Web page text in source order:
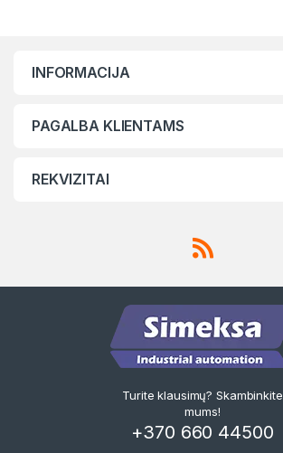
INFORMACIJA
PAGALBA KLIENTAMS
REKVIZITAI
Turite klausimų? Skambinkite
mums!
+370 660 44500